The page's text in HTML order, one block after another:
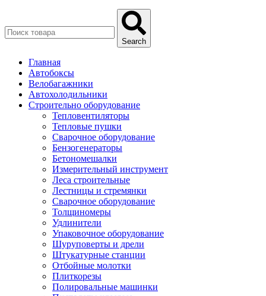
Search
Главная
Автобоксы
Велобагажники
Автохолодильники
Строительно оборудование
Тепловентиляторы
Тепловые пушки
Сварочное оборудование
Бензогенераторы
Бетономешалки
Измерительный инструмент
Леса строительные
Лестницы и стремянки
Сварочное оборудование
Толщиномеры
Удлинители
Упаковочное оборудование
Шуруповерты и дрели
Штукатурные станции
Отбойные молотки
Плиткорезы
Полировальные машинки